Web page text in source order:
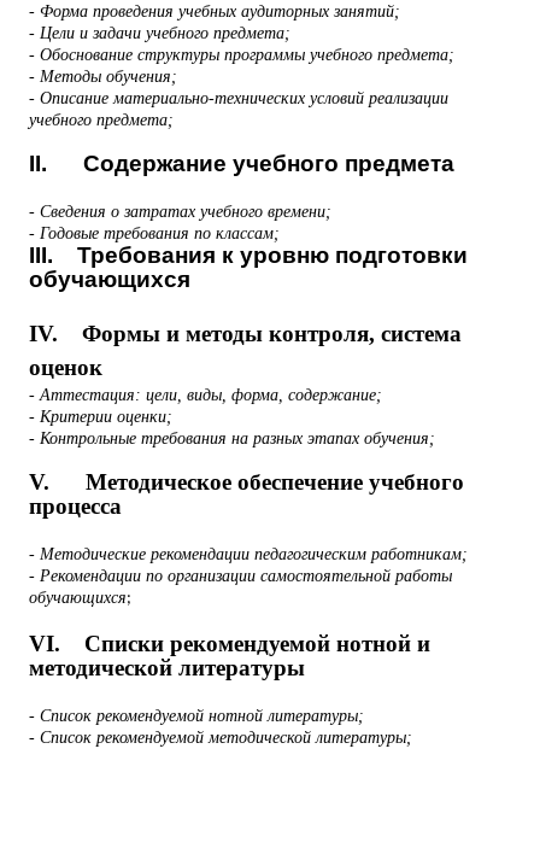
- Форма проведения учебных аудиторных занятий;
- Цели и задачи учебного предмета;
- Обоснование структуры программы учебного предмета;
- Методы обучения;
- Описание материально-технических условий реализации
учебного предмета;
II. Содержание учебного предмета
- Сведения о затратах учебного времени;
- Годовые требования по классам;
III. Требования к уровню подготовки
обучающихся
IV. Формы и методы контроля, система
оценок
- Аттестация: цели, виды, форма, содержание;
- Критерии оценки;
- Контрольные требования на разных этапах обучения;
V. Методическое обеспечение учебного
процесса
- Методические рекомендации педагогическим работникам;
- Рекомендации по организации самостоятельной работы
обучающихся;
VI. Списки рекомендуемой нотной и
методической литературы
- Список рекомендуемой нотной литературы;
- Список рекомендуемой методической литературы;